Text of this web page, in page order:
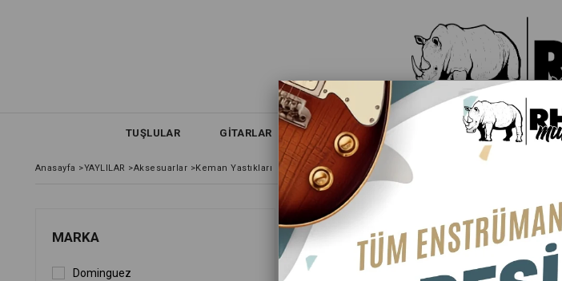
TUŞLULAR GİTARLAR NEFESLİLER DAVUL & PERKÜSYON
Anasayfa >YAYLILAR >Aksesuarlar >Keman Yastıkları
MARKA
Dominguez
KEMAN YASTIKLARI